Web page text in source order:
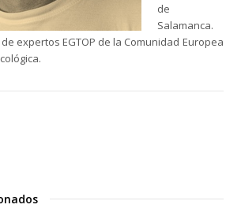
de
Salamanca.
expertos EGTOP de la Comunidad Europea